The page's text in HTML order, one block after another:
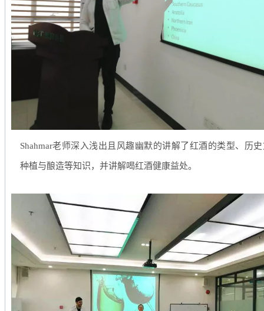
Shahmar老师深入浅出且风趣幽默的讲解了红酒的类型、历
种植与酿造等知识，并讲解喝红酒健康益处。